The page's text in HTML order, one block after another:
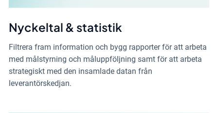
Nyckeltal & statistik
Filtrera fram information och bygg rapporter för att arbeta
med målstyrning och måluppföljning samt för att arbeta
strategiskt med den insamlade datan från
leverantörskedjan.